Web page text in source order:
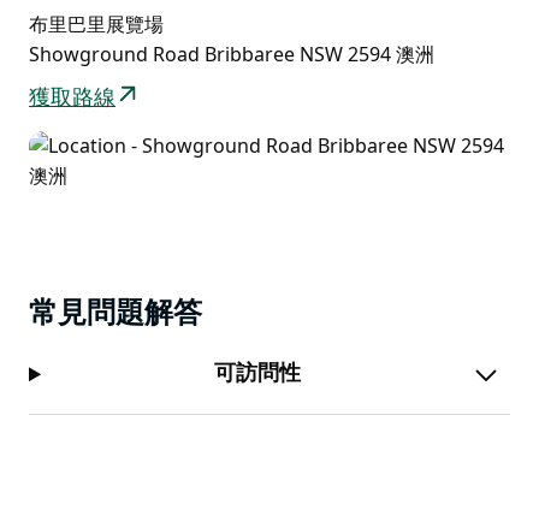
布里巴里展覽場
Showground Road Bribbaree NSW 2594 澳洲
獲取路線
常見問題解答
可訪問性